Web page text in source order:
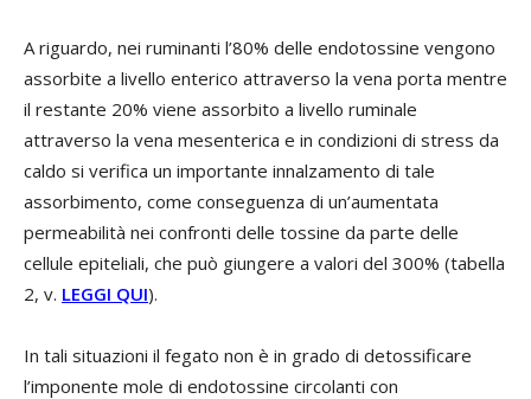
A riguardo, nei ruminanti l’80% delle endotossine vengono
assorbite a livello enterico attraverso la vena porta mentre
il restante 20% viene assorbito a livello ruminale
attraverso la vena mesenterica e in condizioni di stress da
caldo si verifica un importante innalzamento di tale
assorbimento, come conseguenza di un’aumentata
permeabilità nei confronti delle tossine da parte delle
cellule epiteliali, che può giungere a valori del 300% (tabella
2, v. LEGGI QUI).
In tali situazioni il fegato non è in grado di detossificare
l’imponente mole di endotossine circolanti con